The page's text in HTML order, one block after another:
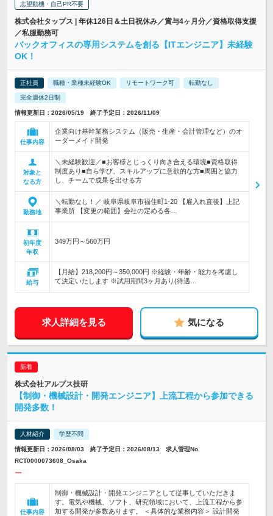
志望動機・自己PR不要
株式会社タップス | 年休126日＆土日祝休み／賞与4ヶ月分／資格取得支援
／私服勤務可
バックオフィスの専用システムを創る【ITエンジニア】未経験
OK！
正社員 職種・業種未経験OK リモートワーク可 転勤なし
完全週休2日制
情報更新日：2026/05/19 終了予定日：2026/11/09
仕事内容
企業向け基幹業務システム（販売・生産・会計管理など）のオ
ーダーメイド開発
対象と
なる方
＼未経験歓迎／■お客様とじっくり向き合える環境■資格取得
制度あり■自ら学び、スキルアップに意欲的な方■周囲と協力
し、チームで成果を出せる方
勤務地
＼転勤なし！／ 岐阜県岐阜市福住町1-20 【雇入れ直後】上記
事業所 【変更の範囲】会社の定める各…
初年度
年収
349万円～560万円
給与
【月給】218,200円～350,000円 ※経験・年齢・能力を考慮し
て決定いたします ※試用期間3ヶ月あり(待遇…
求人詳細を見る 気になる
株式会社アルプス技研
【制御・機械設計・開発エンジニア】上流工程から参加できる
開発多数！
人材紹介 学歴不問
情報更新日：2026/08/03 終了予定日：2026/08/13 求人管理No.
RCT0000073608_Osaka
ー
仕事内容
制御・機械設計・開発エンジニアとして従事していただきま
す。電気や機械、ソフト、研究領域において、上流工程から参
加する開発が多数あります。 ＜具体的な業務内容＞ 設計開発